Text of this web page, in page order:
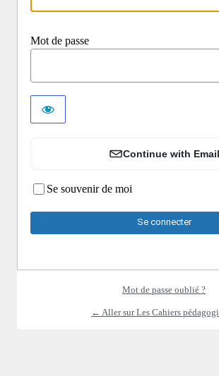
Mot de passe
Continue with Email
Se souvenir de moi
Mot de passe oublié ?
← Aller sur Les Cahiers